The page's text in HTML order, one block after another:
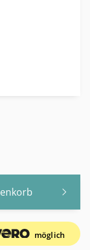
möglich